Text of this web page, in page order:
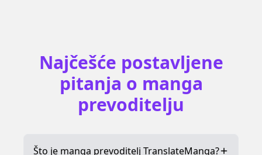
Najčešće postavljene
pitanja o manga
prevoditelju
Što je manga prevoditelj TranslateManga?